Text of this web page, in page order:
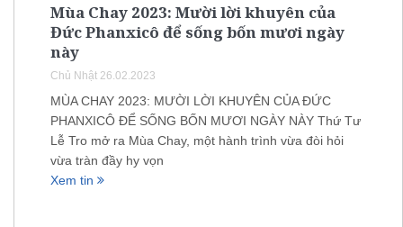
Mùa Chay 2023: Mười lời khuyên của
Đức Phanxicô để sống bốn mươi ngày
này
Chủ Nhật 26.02.2023
MÙA CHAY 2023: MƯỜI LỜI KHUYÊN CỦA ĐỨC
PHANXICÔ ĐỂ SỐNG BỐN MƯƠI NGÀY NÀY Thứ Tư
Lễ Tro mở ra Mùa Chay, một hành trình vừa đòi hỏi
vừa tràn đầy hy vọn
Xem tin